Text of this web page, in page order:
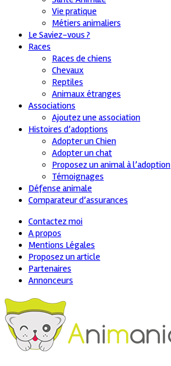
Vie pratique
Métiers animaliers
Le Saviez-vous ?
Races
Races de chiens
Chevaux
Reptiles
Animaux étranges
Associations
Ajoutez une association
Histoires d’adoptions
Adopter un Chien
Adopter un chat
Proposez un animal à l’adoption
Témoignages
Défense animale
Comparateur d’assurances
Contactez moi
A propos
Mentions Légales
Proposez un article
Partenaires
Annonceurs